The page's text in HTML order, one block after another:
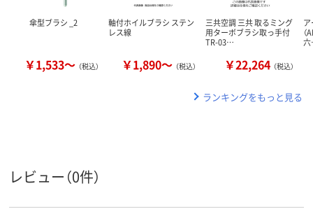
傘型ブラシ _2
￥1,533～ （税込）
軸付ホイルブラシ ステン
レス線
￥1,890～ （税込）
三共空調 三共 取るミング
用ターボブラシ取っ手付
TR-03…
￥22,264 （税込）
（
ランキングをもっと見る
レビュー（0件）